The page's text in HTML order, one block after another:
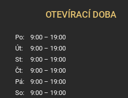
OTEVÍRACÍ DOBA
Po:
9:00 – 19:00
Út:
9:00 – 19:00
St:
9:00 – 19:00
Čt:
9:00 – 19:00
Pá:
9:00 – 19:00
So:
9:00 – 19:00